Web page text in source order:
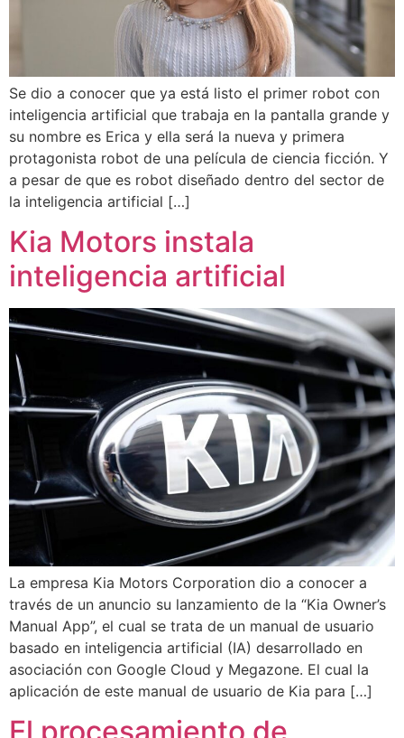
Se dio a conocer que ya está listo el primer robot con
inteligencia artificial que trabaja en la pantalla grande y
su nombre es Erica y ella será la nueva y primera
protagonista robot de una película de ciencia ficción. Y
a pesar de que es robot diseñado dentro del sector de
la inteligencia artificial […]
Kia Motors instala
inteligencia artificial
La empresa Kia Motors Corporation dio a conocer a
través de un anuncio su lanzamiento de la “Kia Owner’s
Manual App”, el cual se trata de un manual de usuario
basado en inteligencia artificial (IA) desarrollado en
asociación con Google Cloud y Megazone. El cual la
aplicación de este manual de usuario de Kia para […]